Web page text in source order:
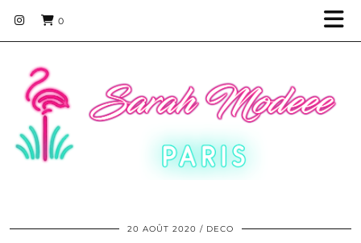
0
20 AOÛT 2020 DECO